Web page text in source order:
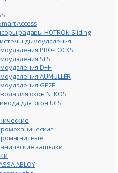
Access
радары HOTRON Sliding
дымоудаления
PRO-LOCKS
SLS
D+H
AUMÜLLER
GEZE
для окон NEKOS
для окон UСS
защелки
ABLOY